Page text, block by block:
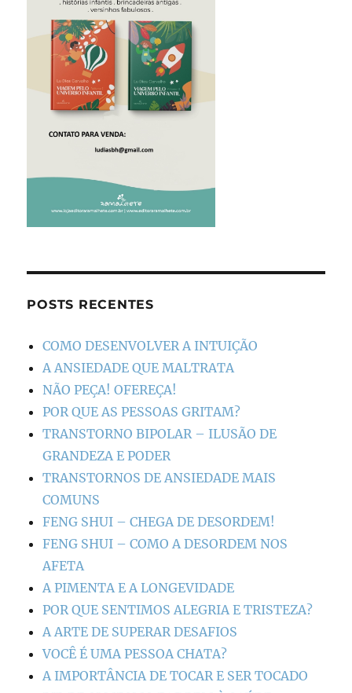
POSTS RECENTES
COMO DESENVOLVER A INTUIÇÃO
A ANSIEDADE QUE MALTRATA
NÃO PEÇA! OFEREÇA!
POR QUE AS PESSOAS GRITAM?
TRANSTORNO BIPOLAR – ILUSÃO DE
GRANDEZA E PODER
TRANSTORNOS DE ANSIEDADE MAIS
COMUNS
FENG SHUI – CHEGA DE DESORDEM!
FENG SHUI – COMO A DESORDEM NOS
AFETA
A PIMENTA E A LONGEVIDADE
POR QUE SENTIMOS ALEGRIA E TRISTEZA?
A ARTE DE SUPERAR DESAFIOS
VOCÊ É UMA PESSOA CHATA?
A IMPORTÂNCIA DE TOCAR E SER TOCADO